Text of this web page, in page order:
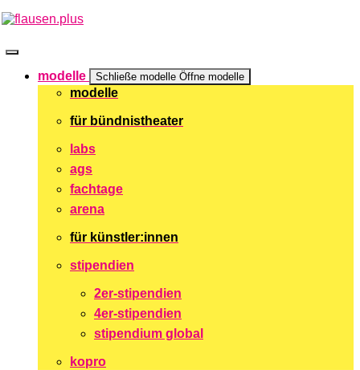
Zum
springen
modelle Schließe modelle Öffne modelle
modelle
für bündnistheater
labs
ags
fachtage
arena
für künstler:innen
stipendien
2er-stipendien
4er-stipendien
stipendium global
kopro